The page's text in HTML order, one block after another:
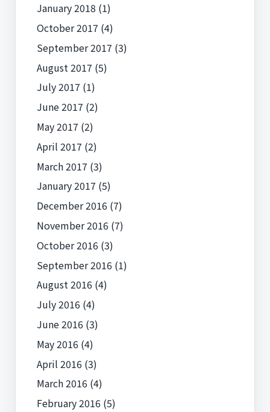
January 2018 (1)
October 2017 (4)
September 2017 (3)
August 2017 (5)
July 2017 (1)
June 2017 (2)
May 2017 (2)
April 2017 (2)
March 2017 (3)
January 2017 (5)
December 2016(7)
November 2016(7)
October 2016(3)
September 2016(1)
August 2016(4)
July 2016(4)
June 2016(3)
May 2016(4)
April 2016(3)
March 2016(4)
February 2016(5)